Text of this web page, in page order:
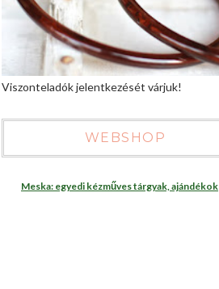
Viszonteladók jelentkezését várjuk!
WEBSHOP
Meska: egyedi kézműves tárgyak, ajándékok